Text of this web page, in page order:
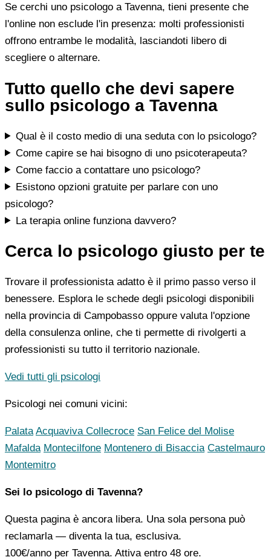
Se cerchi uno psicologo a Tavenna, tieni presente che
l'online non esclude l'in presenza: molti professionisti
offrono entrambe le modalità, lasciandoti libero di
scegliere o alternare.
Tutto quello che devi sapere
sullo psicologo a Tavenna
Qual è il costo medio di una seduta con lo psicologo?
Come capire se hai bisogno di uno psicoterapeuta?
Come faccio a contattare uno psicologo?
Esistono opzioni gratuite per parlare con uno
psicologo?
La terapia online funziona davvero?
Cerca lo psicologo giusto per te
Trovare il professionista adatto è il primo passo verso il
benessere. Esplora le schede degli psicologi disponibili
nella provincia di Campobasso oppure valuta l'opzione
della consulenza online, che ti permette di rivolgerti a
professionisti su tutto il territorio nazionale.
Vedi tutti gli psicologi
Psicologi nei comuni vicini:
Palata Acquaviva Collecroce San Felice del Molise
Mafalda Montecilfone Montenero di Bisaccia Castelmauro
Montemitro
Sei lo psicologo di Tavenna?
Questa pagina è ancora libera. Una sola persona può
reclamarla — diventa la tua, esclusiva.
100€/anno per Tavenna. Attiva entro 48 ore.